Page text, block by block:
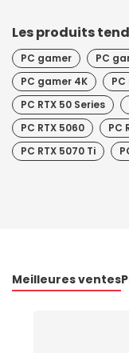
Les produits
PC gamer PC
PC gamer 4K
PC RTX 50 Series
PC RTX 5060
PC
PC RTX 5070 Ti
Meilleures ventes